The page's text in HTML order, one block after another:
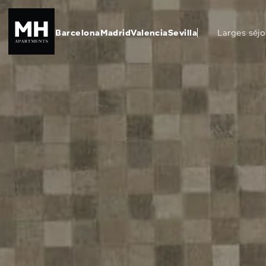
BarcelonaMadridValenciaSevilla Larges